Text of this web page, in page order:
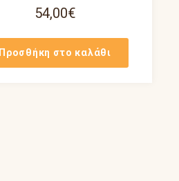
54,00€
Προσθήκη στο καλάθι